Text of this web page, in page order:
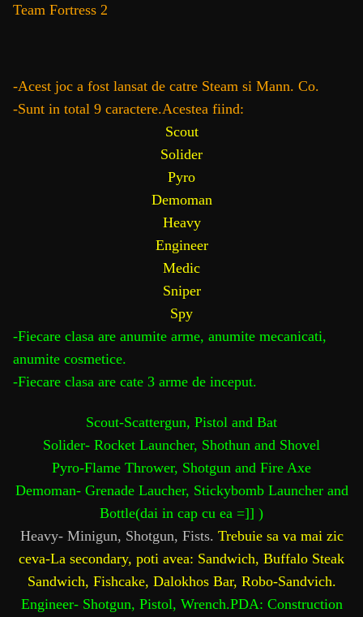
Team Fortress 2
-Acest joc a fost lansat de catre Steam si Mann. Co.
-Sunt in total 9 caractere.Acestea fiind:
Scout
Solider
Pyro
Demoman
Heavy
Engineer
Medic
Sniper
Spy
-Fiecare clasa are anumite arme, anumite mecanicati,
anumite cosmetice.
-Fiecare clasa are cate 3 arme de inceput.
Scout-Scattergun, Pistol and Bat
Solider- Rocket Launcher, Shothun and Shovel
Pyro-Flame Thrower, Shotgun and Fire Axe
Demoman- Grenade Laucher, Stickybomb Launcher and
Bottle(dai in cap cu ea =]] )
Heavy- Minigun, Shotgun, Fists. Trebuie sa va mai zic
ceva-La secondary, poti avea: Sandwich, Buffalo Steak
Sandwich, Fishcake, Dalokhos Bar, Robo-Sandvich.
Engineer- Shotgun, Pistol, Wrench.PDA: Construction